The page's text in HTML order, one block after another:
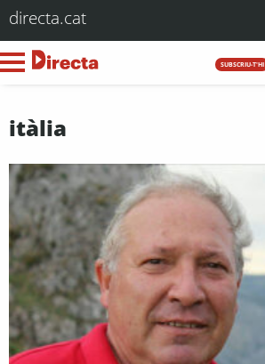
directa.cat
SUBSCRIU-T'HI
itàlia